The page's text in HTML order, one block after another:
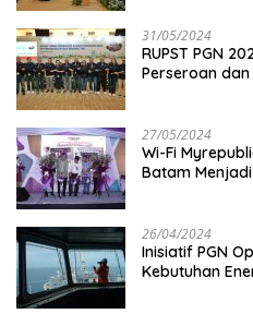
31/05/2024
RUPST PGN
Perseroan dan
27/05/2024
Wi-Fi
Batam
26/04/2024
Inisiatif PGN
Kebutuhan